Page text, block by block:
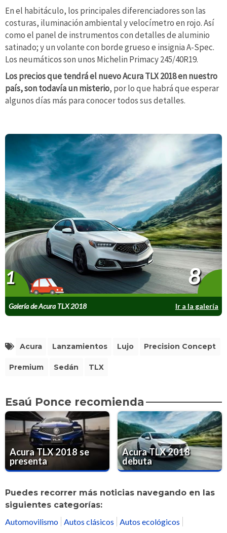
En el habitáculo, los principales diferenciadores son las
costuras, iluminación ambiental y velocímetro en rojo. Así
como el panel de instrumentos con detalles de aluminio
satinado; y un volante con borde grueso e insignia A-Spec.
Los neumáticos son unos Michelin Primacy 245/40R19.
Los precios que tendrá el nuevo Acura TLX 2018 en nuestro
país, son todavía un misterio, por lo que habrá que esperar
algunos días más para conocer todos sus detalles.
Galería de Acura TLX 2018 Ir a la galería
1 8
Acura Lanzamientos Lujo Precision Concept
Premium Sedán TLX
Esaú Ponce recomienda
Acura TLX 2018 se
presenta
Acura TLX 2018
debuta
Puedes recorrer más noticias navegando en las
siguientes categorías:
Automovilismo Autos clásicos Autos ecológicos